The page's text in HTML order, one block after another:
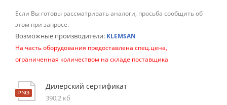
Если Вы готовы рассматривать аналоги, просьба сообщить об
этом при запросе.
Возможные производители: KLEMSAN
На часть оборудования предоставлена спец.цена,
ограниченная количеством на складе поставщика
Дилерский сертификат
390,2 кб